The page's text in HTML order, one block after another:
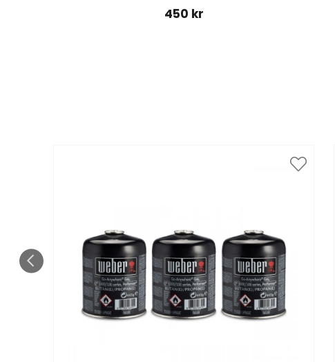
450 kr